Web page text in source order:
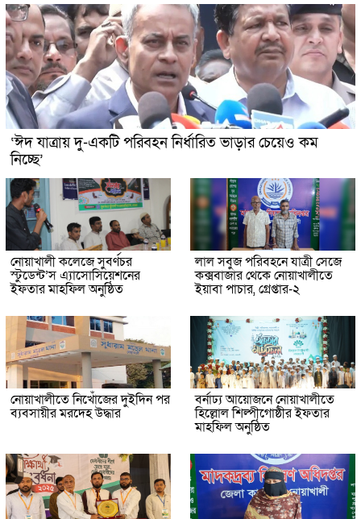
‘ঈদ যাত্রায় দু-একটি পরিবহন নির্ধারিত ভাড়ার চেয়েও কম
নিচ্ছে’
নোয়াখালী কলেজে সুবর্ণচর
স্টুডেন্ট’স এ্যাসোসিয়েশনের
ইফতার মাহফিল অনুষ্ঠিত
লাল সবুজ পরিবহনে যাত্রী সেজে
কক্সবাজার থেকে নোয়াখালীতে
ইয়াবা পাচার, গ্রেপ্তার-২
নোয়াখালীতে নিখোঁজের দুইদিন পর
ব্যবসায়ীর মরদেহ উদ্ধার
বর্নাঢ্য আয়োজনে নোয়াখালীতে
হিল্লোল শিল্পীগোষ্ঠীর ইফতার
মাহফিল অনুষ্ঠিত